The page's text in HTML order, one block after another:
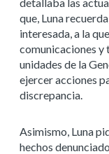
que, Luna
interesada, a la
comunicaciones y
unidades de la
ejercer acciones
discrepancia.
Asimismo, Luna
hechos